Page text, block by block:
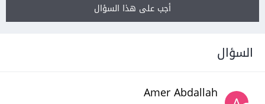
أجب على هذا السؤال
السؤال
Amer Abdallah